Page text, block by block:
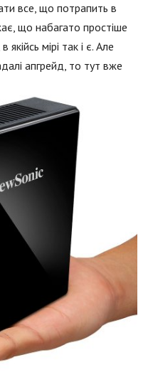
все, що потрапить в
що набагато простіше
мірі так і є. Але
апгрейд, то тут вже